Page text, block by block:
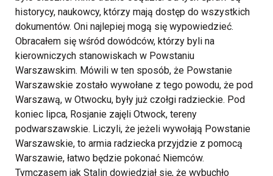
historycy, naukowcy, którzy mają dostęp do wszystkich
dokumentów. Oni najlepiej mogą się wypowiedzieć.
Obracałem się wśród dowódców, którzy byli na
kierowniczych stanowiskach w Powstaniu
Warszawskim. Mówili w ten sposób, że Powstanie
Warszawskie zostało wywołane z tego powodu, że pod
Warszawą, w Otwocku, były już czołgi radzieckie. Pod
koniec lipca, Rosjanie zajęli Otwock, tereny
podwarszawskie. Liczyli, że jeżeli wywołają Powstanie
Warszawskie, to armia radziecka przyjdzie z pomocą
Warszawie, łatwo będzie pokonać Niemców.
Tymczasem jak Stalin dowiedział się, że wybuchło